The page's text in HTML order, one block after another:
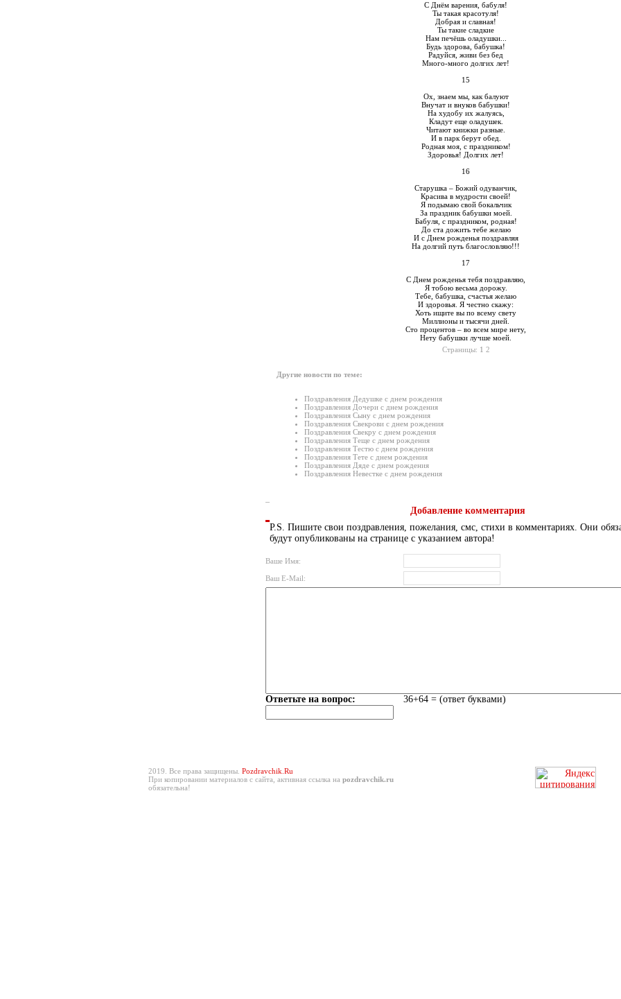
С Днём варения, бабуля!
Ты такая красотуля!
Добрая и славная!
Ты такие сладкие
Нам печёшь оладушки...
Будь здорова, бабушка!
Радуйся, живи без бед
Много-много долгих лет!
15
Ох, знаем мы, как балуют
Внучат и внуков бабушки!
На худобу их жалуясь,
Кладут еще оладушек.
Читают книжки разные.
И в парк берут обед.
Родная моя, с праздником!
Здоровья! Долгих лет!
16
Старушка – Божий одуванчик,
Красива в мудрости своей!
Я подымаю свой бокальчик
За праздник бабушки моей.
Бабуля, с праздником, родная!
До ста дожить тебе желаю
И с Днем рожденья поздравляя
На долгий путь благословляю!!!
17
С Днем рожденья тебя поздравляю,
Я тобою весьма дорожу.
Тебе, бабушка, счастья желаю
И здоровья. Я честно скажу:
Хоть ищите вы по всему свету
Миллионы и тысячи дней.
Сто процентов – во всем мире нету,
Нету бабушки лучше моей.
Страницы: 1 2
Другие новости по теме:
Поздравления Дедушке с днем рождения
Поздравления Дочери с днем рождения
Поздравления Сыну с днем рождения
Поздравления Свекрови с днем рождения
Поздравления Свекру с днем рождения
Поздравления Теще с днем рождения
Поздравления Тестю с днем рождения
Поздравления Тете с днем рождения
Поздравления Дяде с днем рождения
Поздравления Невестке с днем рождения
Добавление комментария
P.S. Пишите свои поздравления, пожелания, смс, стихи в комментариях. Они
будут опубликованы на странице с указанием автора!
Ваше Имя:
Ваш E-Mail:
Ответьте на вопрос: 36+64 = (ответ буквами)
2019. Все права защищены. Pozdravchik.Ru
При копировании материалов с сайта, активная ссылка на pozdravchik.ru
обязательна!